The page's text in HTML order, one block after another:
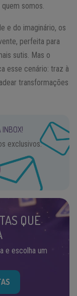
somos.
e do imaginário, os
perfeita para
sutis. Mas o
esse cenário: traz à
transformações
INBOX!
exclusivos.
QUE
e escolha um